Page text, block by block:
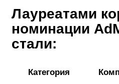
Лауреатами
номинации
стали:
Категория